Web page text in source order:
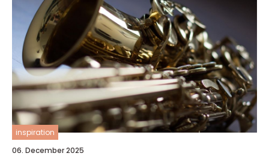
inspiration
06. December 2025